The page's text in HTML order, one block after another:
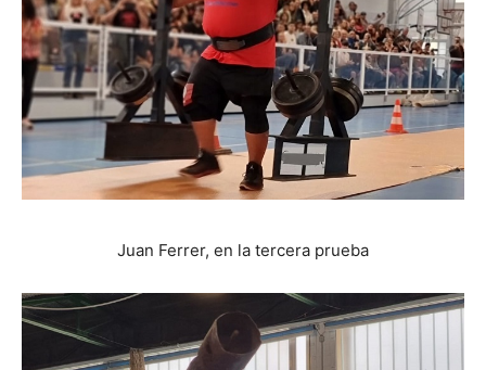
Juan Ferrer, en la tercera prueba